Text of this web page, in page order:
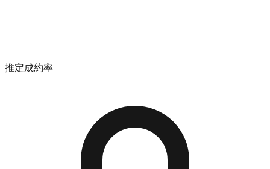
推定成約率